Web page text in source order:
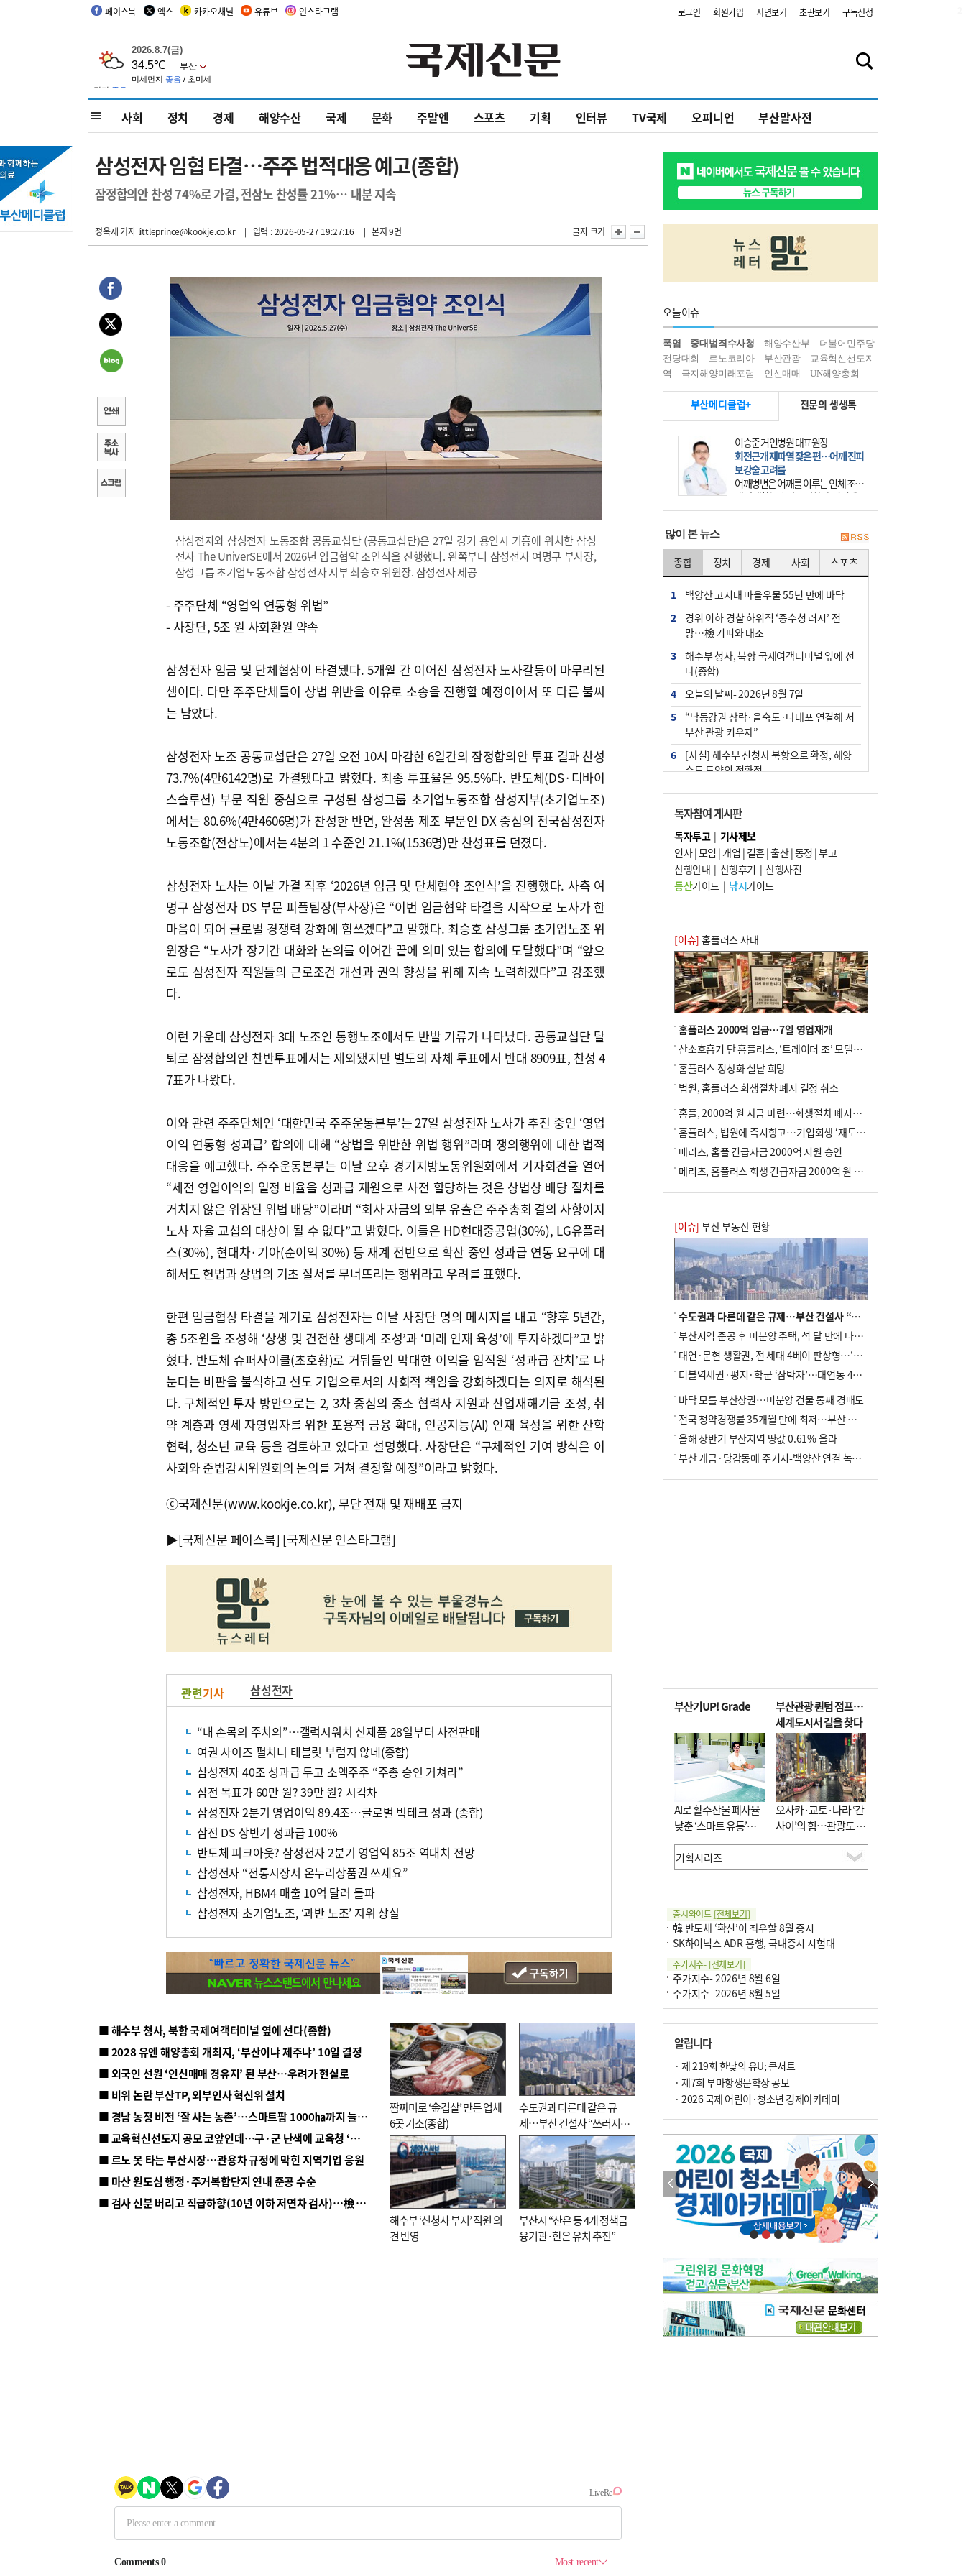
페이스북 엑스 카카오채널 유튜브 인스타그램 로그인 회원가입 지면보기 초판보기 구독신청
사회 정치 경제 해양수산 국제 문화 주말엔 스포츠 기획 인터뷰 TV국제 오피니언 부산말사전
삼성전자 임협 타결…주주 법적대응 예고(종합)
잠정합의안 찬성 74%로 가결, 전삼노 찬성률 21%… 내분 지속
정옥재 기자littleprince@kookje.co.kr | 입력 : 2026-05-27 19:27:16 | 본지 9면 글자 크기
삼성전자와 삼성전자 노동조합 공동교섭단 (공동교섭단)은 27일 경기 용인시 기흥에 위치한 삼성
전자 The UniverSE에서 2026년 임금협약 조인식을 진행했다. 왼쪽부터 삼성전자 여명구 부사장,
삼성그룹 초기업노동조합 삼성전자 지부 최승호 위원장. 삼성전자 제공
- 주주단체 “영업익 연동형 위법”
- 사장단, 5조 원 사회환원 약속
삼성전자 임금 및 단체협상이 타결됐다. 5개월 간 이어진 삼성전자 노사갈등이 마무리된
셈이다. 다만 주주단체들이 상법 위반을 이유로 소송을 진행할 예정이어서 또 다른 불씨
는 남았다.
삼성전자 노조 공동교섭단은 27일 오전 10시 마감한 6일간의 잠정합의안 투표 결과 찬성
73.7%(4만6142명)로 가결됐다고 밝혔다. 최종 투표율은 95.5%다. 반도체(DS·디바이
스솔루션) 부문 직원 중심으로 구성된 삼성그룹 초기업노동조합 삼성지부(초기업노조)
에서는 80.6%(4만4606명)가 찬성한 반면, 완성품 제조 부문인 DX 중심의 전국삼성전자
노동조합(전삼노)에서는 4분의 1 수준인 21.1%(1536명)만 찬성표를 던졌다.
삼성전자 노사는 이날 가결 직후 ‘2026년 임금 및 단체협약 조인식’을 진행했다. 사측 여
명구 삼성전자 DS 부문 피플팀장(부사장)은 “이번 임금협약 타결을 시작으로 노사가 한
마음이 되어 글로벌 경쟁력 강화에 힘쓰겠다”고 말했다. 최승호 삼성그룹 초기업노조 위
원장은 “노사가 장기간 대화와 논의를 이어간 끝에 의미 있는 합의에 도달했다”며 “앞으
로도 삼성전자 직원들의 근로조건 개선과 권익 향상을 위해 지속 노력하겠다”고 강조했
다.
이런 가운데 삼성전자 3대 노조인 동행노조에서도 반발 기류가 나타났다. 공동교섭단 탈
퇴로 잠정합의안 찬반투표에서는 제외됐지만 별도의 자체 투표에서 반대 8909표, 찬성 4
7표가 나왔다.
이와 관련 주주단체인 ‘대한민국 주주운동본부’는 27일 삼성전자 노사가 추진 중인 ‘영업
이익 연동형 성과급’ 합의에 대해 “상법을 위반한 위법 행위”라며 쟁의행위에 대한 법적
대응을 예고했다. 주주운동본부는 이날 오후 경기지방노동위원회에서 기자회견을 열어
“세전 영업이익의 일정 비율을 성과급 재원으로 사전 할당하는 것은 상법상 배당 절차를
거치지 않은 위장된 위법 배당”이라며 “회사 자금의 외부 유출은 주주총회 결의 사항이지
노사 자율 교섭의 대상이 될 수 없다”고 밝혔다. 이들은 HD현대중공업(30%), LG유플러
스(30%), 현대차·기아(순이익 30%) 등 재계 전반으로 확산 중인 성과급 연동 요구에 대
해서도 헌법과 상법의 기초 질서를 무너뜨리는 행위라고 우려를 표했다.
한편 임금협상 타결을 계기로 삼성전자는 이날 사장단 명의 메시지를 내고 “향후 5년간,
총 5조원을 조성해 ‘상생 및 건전한 생태계 조성’과 ‘미래 인재 육성’에 투자하겠다”고 밝
혔다. 반도체 슈퍼사이클(초호황)로 거둬들인 막대한 이익을 임직원 ‘성과급 잔치’로 나
눈다는 비판을 불식하고 선도 기업으로서의 사회적 책임을 강화하겠다는 의지로 해석된
다. 구체적인 투자 방안으로는 2, 3차 중심의 중소 협력사 지원과 산업재해기금 조성, 취
약 계층과 영세 자영업자를 위한 포용적 금융 확대, 인공지능(AI) 인재 육성을 위한 산학
협력, 청소년 교육 등을 검토하고 있다고 설명했다. 사장단은 “구체적인 기여 방식은 이
사회와 준법감시위원회의 논의를 거쳐 결정할 예정”이라고 밝혔다.
ⓒ국제신문(www.kookje.co.kr), 무단 전재 및 재배포 금지
▶[국제신문 페이스북] [국제신문 인스타그램]
관련기사 삼성전자
“내 손목의 주치의”…갤럭시워치 신제품 28일부터 사전판매
여권 사이즈 펼치니 태블릿 부럽지 않네(종합)
삼성전자 40조 성과급 두고 소액주주 “주총 승인 거쳐라”
삼전 목표가 60만 원? 39만 원? 시각차
삼성전자 2분기 영업이익 89.4조…글로벌 빅테크 성과 (종합)
삼전 DS 상반기 성과급 100%
반도체 피크아웃? 삼성전자 2분기 영업익 85조 역대치 전망
삼성전자 “전통시장서 온누리상품권 쓰세요”
삼성전자, HBM4 매출 10억 달러 돌파
삼성전자 초기업노조, ‘과반 노조’ 지위 상실
■ 해수부 청사, 북항 국제여객터미널 옆에 선다(종합)
■ 2028 유엔 해양총회 개최지, ‘부산이냐 제주냐’ 10일 결정
■ 외국인 선원 ‘인신매매 경유지’ 된 부산…우려가 현실로
■ 비위 논란 부산TP, 외부인사 혁신위 설치
■ 경남 농정 비전 ‘잘 사는 농촌’…스마트팜 1000㏊까지 늘린다
■ 교육혁신선도지 공모 코앞인데…구·군 난색에 교육청 ‘쩔쩔’
■ 르노 못 타는 부산시장…관용차 규정에 막힌 지역기업 응원
■ 마산 원도심 행정·주거복합단지 연내 준공 수순
■ 검사 신분 버리고 직급하향(10년 이하 저연차 검사)…檢 중수청행 기피
짬짜미로 ‘金겹살’ 만든 업체
6곳 기소(종합)
수도권과 다른데 같은 규
제…부산 건설사 “쓰러지기
직전”
해수부 ‘신청사 부지’ 직원 의
견 반영
부산시 “산은 등 4개 정책금
융기관·한은 유치 추진”
오늘이슈
폭염 중대범죄수사청 해양수산부
더불어민주당
전당대회
르노코리아 부산관광
교육혁신선도지
역
극지해양미래포럼 인신매매 UN해양총회
부산메디클럽+ 전문의 생생톡
이승준 거인병원 대표원장
회전근개 재파열 잦은 편…어깨 진피
보강술 고려를
어깨병변은 어깨를 이루는 인체 조직
에 발생하는 손상을 말한다. 여기에
는 오십견과 회전근개 증후군, 어깨
많이 본 뉴스
종합 정치 경제 사회 스포츠
1
백양산 고지대 마을우물 55년 만에 바닥
2
경위 이하 경찰 하위직 ‘중수청 러시’ 전
망…檢 기피와 대조
3
해수부 청사, 북항 국제여객터미널 옆에 선
다(종합)
4
오늘의 날씨- 2026년 8월 7일
5
“낙동강권 삼락·을숙도·다대포 연결해 서
부산 관광 키우자”
6
[사설] 해수부 신청사 북항으로 확정, 해양
수도 도약의 전환점
7
피란마을 67년 역사인데…전교생 24명 아
미초 통폐합 기로
8
부울경 주말부터 비소식…‘극한 폭염’ 한풀
꺾일 듯
9
외국인 선원 ‘인신매매 경유지’ 된 부산…
우려가 현실로
10 수사독점 책임 커진 경찰, 방치사건 해결 부
랴부랴 속도전
독자참여 게시판
독자투고| 기사제보
인사|모임 | 개업 | 결혼|출산|동정 |부고
산행안내 | 산행후기 | 산행사진
등산가이드| 낚시가이드
[이슈] 홈플러스 사태
홈플러스 2000억 입금…7일 영업재개
산소호흡기 단 홈플러스, ‘트레이더 조’ 모델로 살아날까
홈플러스 정상화 실낱 희망
법원, 홈플러스 회생절차 폐지 결정 취소
홈플, 2000억 원 자금 마련…회생절차 폐지에 즉시항고(종합)
홈플러스, 법원에 즉시항고…기업회생 ‘재도전’
메리츠, 홈플 긴급자금 2000억 지원 승인
메리츠, 홈플러스 회생 긴급자금 2000억 원 지원 승인
[이슈] 부산 부동산 현황
수도권과 다른데 같은 규제…부산 건설사 “쓰러지기 직전”
부산지역 준공 후 미분양 주택, 석 달 만에 다시 3000가구 넘어서
대연·문현 생활권, 전 세대 4베이 판상형…‘더샵 트리센트’ 내달 분양
더블역세권·평지·학군 ‘삼박자’…대연동 42층 브랜드 단지
바닥 모를 부산상권…미분양 건물 통째 경매도
전국 청약경쟁률 35개월 만에 최저…부산 미분양 ‘적체’ 심화
올해 상반기 부산지역 땅값 0.61% 올라
부산 개금·당감동에 주거지-백양산 연결 녹지 조성
부산기UP! Grade
AI로 활수산물 폐사율
낮춘 ‘스마트 유통’…
사막·산악지대 수출
도전
부산관광 퀀텀 점프…
세계도시서 길을 찾다
오사카·교토·나라 ‘간
사이’의 힘…관광도 뭉
쳐야 흥한다
증시와이드 [전체보기]
韓 반도체 ‘확신’이 좌우할 8월 증시
SK하이닉스 ADR 흥행, 국내증시 시험대
주가지수- [전체보기]
주가지수- 2026년 8월 6일
주가지수- 2026년 8월 5일
알립니다
· 제 219회 한낮의 유U; 콘서트
· 제7회 부마항쟁문학상 공모
· 2026 국제 어린이·청소년 경제아카데미